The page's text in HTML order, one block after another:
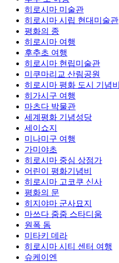
히로시마 미술관
히로시마 시립 현대미술관
평화의 종
히로시마 여행
후추초 여행
히로시마 현립미술관
미쿠마리교 산림공원
히로시마 평화 도시 기념비
히가시구 여행
마츠다 박물관
세계평화 기념성당
세이쇼지
미나미구 여행
가미야초
히로시마 중심 상점가
어린이 평화기념비
히로시마 고코쿠 신사
평화의 문
히지야마 군사묘지
마쓰다 줌줌 스타디움
원폭 돔
미타키 데라
히로시마 시티 센터 여행
슈케이엔